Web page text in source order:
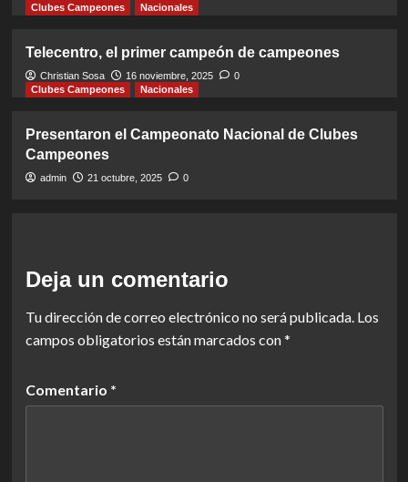
Clubes Campeones
Nacionales
Telecentro, el primer campeón de campeones
Christian Sosa 16 noviembre, 2025
0
Clubes Campeones
Nacionales
Presentaron el Campeonato Nacional de Clubes
Campeones
admin 21 octubre, 2025 0
Deja un comentario
Tu dirección de correo electrónico no será publicada. Los
campos obligatorios están marcados con*
Comentario *